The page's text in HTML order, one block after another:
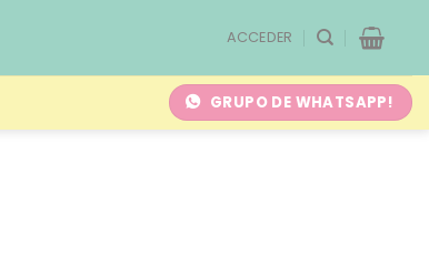
ACCEDER
GRUPO DE WHATSAPP!